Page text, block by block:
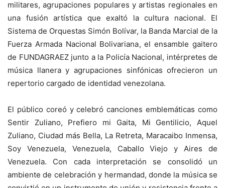
militares, agrupaciones populares y artistas regionales en
una fusión artística que exaltó la cultura nacional. El
Sistema de Orquestas Simón Bolívar, la Banda Marcial de la
Fuerza Armada Nacional Bolivariana, el ensamble gaitero
de FUNDAGRAEZ junto a la Policía Nacional, intérpretes de
música llanera y agrupaciones sinfónicas ofrecieron un
repertorio cargado de identidad venezolana.
El público coreó y celebró canciones emblemáticas como
Sentir Zuliano, Prefiero mi Gaita, Mi Gentilicio, Aquel
Zuliano, Ciudad más Bella, La Retreta, Maracaibo Inmensa,
Soy Venezuela, Venezuela, Caballo Viejo y Aires de
Venezuela. Con cada interpretación se consolidó un
ambiente de celebración y hermandad, donde la música se